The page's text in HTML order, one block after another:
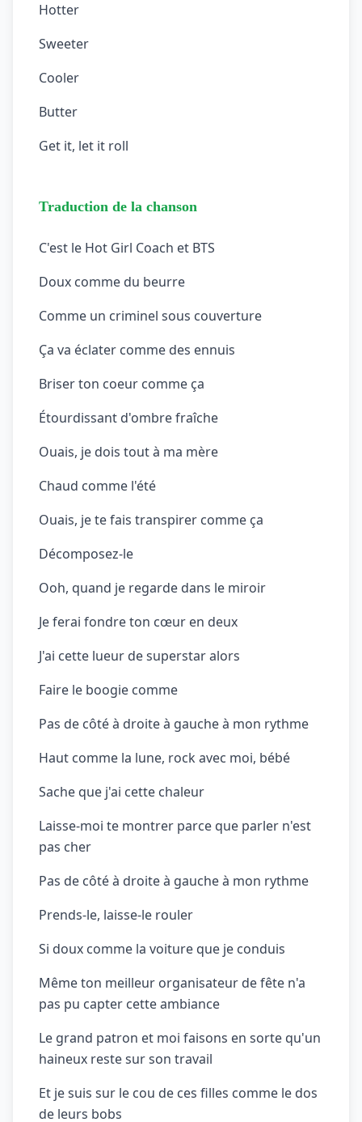
Hotter
Sweeter
Cooler
Butter
Get it, let it roll
Traduction de la chanson
C'est le Hot Girl Coach et BTS
Doux comme du beurre
Comme un criminel sous couverture
Ça va éclater comme des ennuis
Briser ton coeur comme ça
Étourdissant d'ombre fraîche
Ouais, je dois tout à ma mère
Chaud comme l'été
Ouais, je te fais transpirer comme ça
Décomposez-le
Ooh, quand je regarde dans le miroir
Je ferai fondre ton cœur en deux
J'ai cette lueur de superstar alors
Faire le boogie comme
Pas de côté à droite à gauche à mon rythme
Haut comme la lune, rock avec moi, bébé
Sache que j'ai cette chaleur
Laisse-moi te montrer parce que parler n'est
pas cher
Pas de côté à droite à gauche à mon rythme
Prends-le, laisse-le rouler
Si doux comme la voiture que je conduis
Même ton meilleur organisateur de fête n'a
pas pu capter cette ambiance
Le grand patron et moi faisons en sorte qu'un
haineux reste sur son travail
Et je suis sur le cou de ces filles comme le dos
de leurs bobs